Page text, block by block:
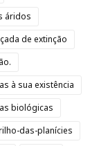
áridos
de extinção
à sua existência
biológicas
das-planícies